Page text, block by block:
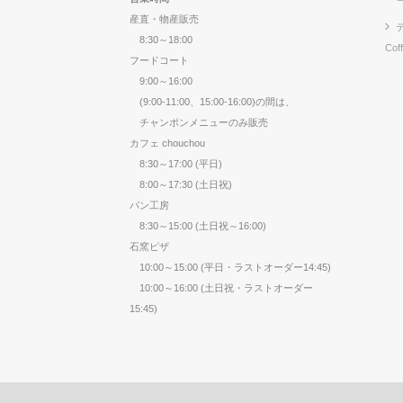
産直・物産販売
8:30～18:00
フードコート
9:00～16:00
(9:00-11:00、15:00-16:00)の間は、
チャンポンメニューのみ販売
カフェ chouchou
8:30～17:00 (平日)
8:00～17:30 (土日祝)
パン工房
8:30～15:00 (土日祝～16:00)
石窯ピザ
10:00～15:00 (平日・ラストオーダー14:45)
10:00～16:00 (土日祝・ラストオーダー
15:45)